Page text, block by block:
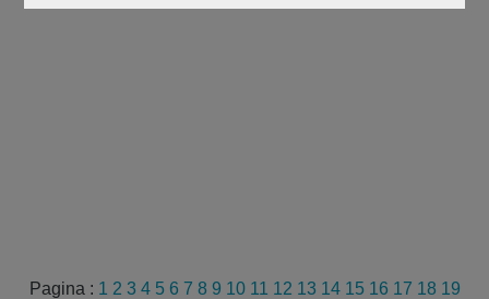
Pagina : 1 2 3 4 5 6 7 8 9 10 11 12 13 14 15 16 17 18 19